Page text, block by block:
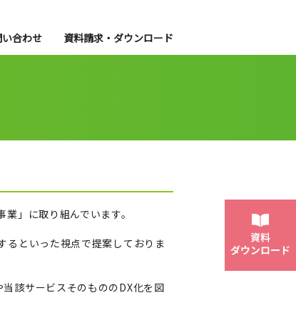
い合わせ 資料請求・ダウンロード
」に取り組んでいます。
るといった視点で提案しておりま
該サービスそのもののDX化を図